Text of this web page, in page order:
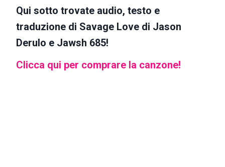
Qui sotto trovate audio, testo e
traduzione di Savage Love di Jason
Derulo e Jawsh 685!
Clicca qui per comprare la canzone!